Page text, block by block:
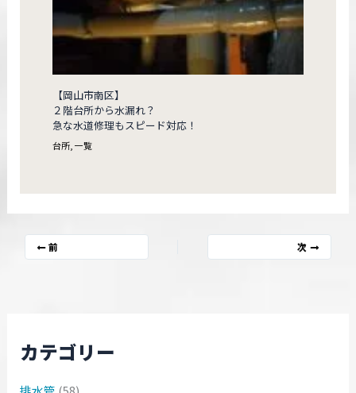
【岡山市南区】
２階台所から水漏れ？
急な水道修理もスピード対応！
台所 ,一覧
前 次
カテゴリー